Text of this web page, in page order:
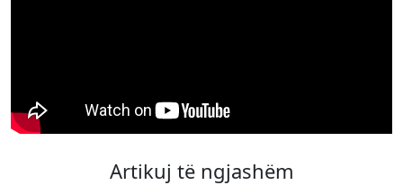
Artikuj të ngjashëm